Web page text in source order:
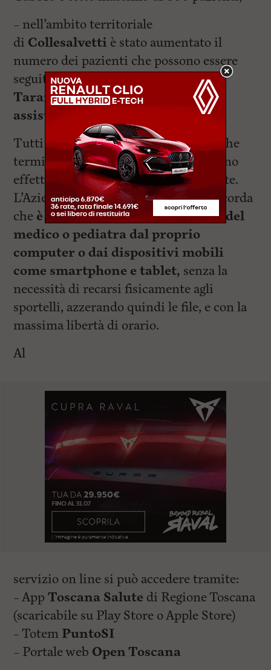
– nell’ambito territoriale
di Collesalvetti è stato aumentato il
numero dei pazienti che possono essere
seguiti dalla dottoressa
Taramaschi portandolo a 1200
assistiti.
Tutti gli assistiti in carico ai medici che
terminano il proprio incarico dovranno
effettuare la scelta di un nuovo curante.
L’Azienda USL Toscana nord ovest ricorda
che è possibile effettuare la scelta del
medico o pediatra dal proprio
computer o dai dispositivi mobili
come smartphone e tablet, senza la
necessità di recarsi fisicamente agli
sportelli, azzerando quindi le file, e con la
massima libertà di orario.
Al
servizio on line si può accedere tramite:
– AppToscana Salute di Regione Toscana
(scaricabile su Play Store o Apple Store)
– Totem PuntoSI
– Portale web Open Toscana